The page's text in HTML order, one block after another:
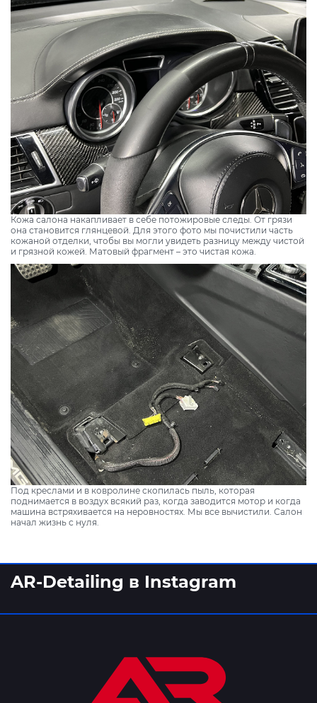
Кожа салона накапливает в себе потожировые следы. От грязи
она становится глянцевой. Для этого фото мы почистили часть
кожаной отделки, чтобы вы могли увидеть разницу между чистой
и грязной кожей. Матовый фрагмент – это чистая кожа.
Под креслами и в ковролине скопилась пыль, которая
поднимается в воздух всякий раз, когда заводится мотор и когда
машина встряхивается на неровностях. Мы все вычистили. Салон
начал жизнь с нуля.
AR-Detailing в Instagram